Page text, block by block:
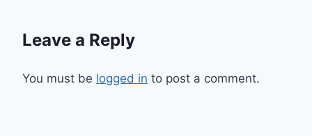
Leave a Reply
You must be logged in to post a comment.